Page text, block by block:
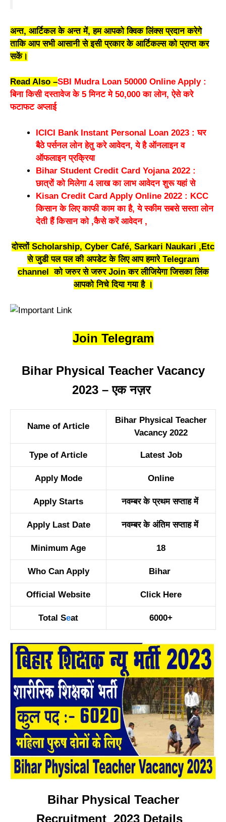
अन्त, आर्टिकल के अन्त में, हम आपको क्विक लिंक्स प्रदान करेगे
ताकि आप सभी आसानी से इसी प्रकार के आर्टिकल्स को प्राप्त कर
सकें।
Read Also –SBI Mudra Loan 50000 Online Apply :
बिना किसी दस्तावेज के 5 मिनट मे 50,000 का लोन, ऐसे करे
फटाफट अप्लाई
ICICI Bank Instant Personal Loan 2023 : घर
बैठे पर्सनल लोन हेतु करे आवेदन, ये है ऑनलाइन व
ऑफलाइन प्रक्रिया
Bihar Student Credit Card Yojana 2022 :
छात्रों को मिलेगा 4 लाख का लाभ आवेदन शुरू यहां से
Kisan Credit Card Apply Online 2022 : KCC
किसान के लिए काफी काम का है, ये स्कीम सबसे सस्ता लोन
देती हैं किसान को ,कैसे करें आवेदन ,
दोस्तों Scholarship, Cyber Café, Sarkari Naukari ,Etc
से जुडी पल पल की अपडेट के लिए आप हमारेTelegram
channel को जरुर से जरुर Join कर लीजियेगा जिसका लिंक
आपको निचे दिया गया है ।
Join Telegram
Bihar Physical Teacher Vacancy
2023 – एक नज़र
Name of Article
Bihar Physical Teacher
Vacancy 2022
Type of Article Latest Job
Apply Mode Online
Apply Starts नवम्बर के प्रथम सप्ताह में
Apply Last Date नवम्बर के अंतिम सप्ताह में
Minimum Age 18
Who Can Apply Bihar
Official Website Click Here
Total Seat 6000+
Bihar Physical Teacher
Recruitment 2023 Details